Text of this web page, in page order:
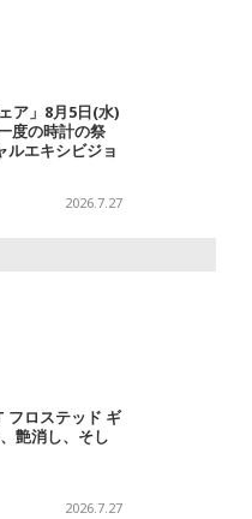
ア」8月5日(水)
度の時計の祭
ルエキシビジョ
2026.7.27
フロステッド ギ
艶消し、そし
2026.7.27